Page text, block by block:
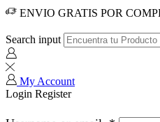
ENVIO GRATIS POR
Search input
My Account
Login Register